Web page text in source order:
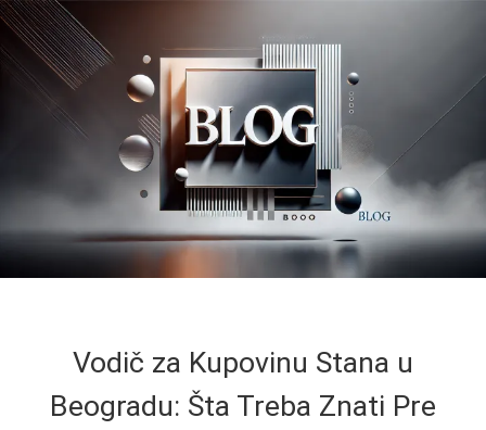
Vodič za Kupovinu Stana u
Beogradu: Šta Treba Znati Pre